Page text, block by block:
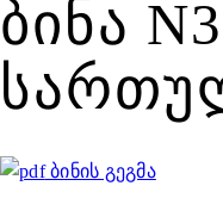
ᲑᲘᲜᲐ
ბინის გეგმა